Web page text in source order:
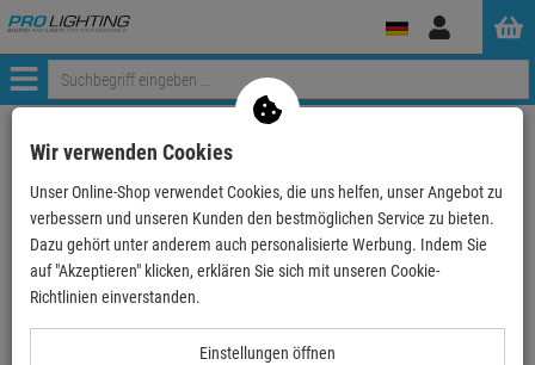
Anmelden
Menü
Weiter einkaufen ProLighting
Handheld Shooter
MAGICFX® Konfettikanone Handheld, 50cm, Multicolo…
Wir verwenden Cookies
Unser Online-Shop verwendet Cookies, die uns helfen, unser Angebot zu
verbessern und unseren Kunden den bestmöglichen Service zu bieten.
Dazu gehört unter anderem auch personalisierte Werbung. Indem Sie
auf "Akzeptieren" klicken, erklären Sie sich mit unseren Cookie-
Richtlinien einverstanden.
Einstellungen öffnen